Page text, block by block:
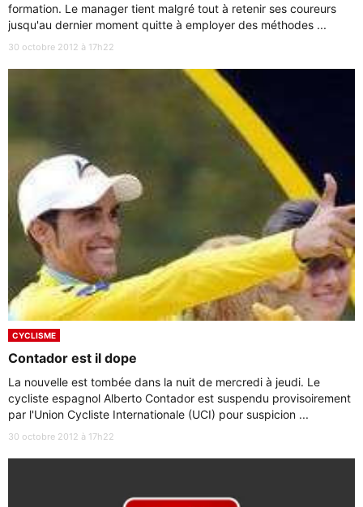
formation. Le manager tient malgré tout à retenir ses coureurs
jusqu'au dernier moment quitte à employer des méthodes ...
30 octobre 2012 à 17h22
CYCLISME
Contador est il dope
La nouvelle est tombée dans la nuit de mercredi à jeudi. Le
cycliste espagnol Alberto Contador est suspendu provisoirement
par l'Union Cycliste Internationale (UCI) pour suspicion ...
30 octobre 2012 à 17h22